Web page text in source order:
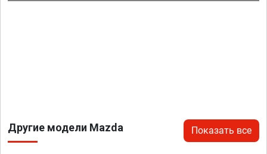
Другие модели Mazda Показать все